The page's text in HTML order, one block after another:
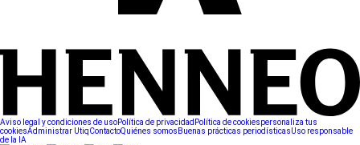
Aviso legal y condiciones de usoPolítica de privacidad Política de cookiespersonaliza tus
cookiesAdministrar UtiqContactoQuiénes somos Buenas prácticas periodísticasUso responsable
de la IA